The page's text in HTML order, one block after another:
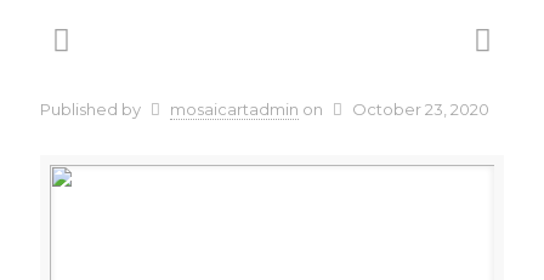
Published by mosaicartadmin on October 23, 2020